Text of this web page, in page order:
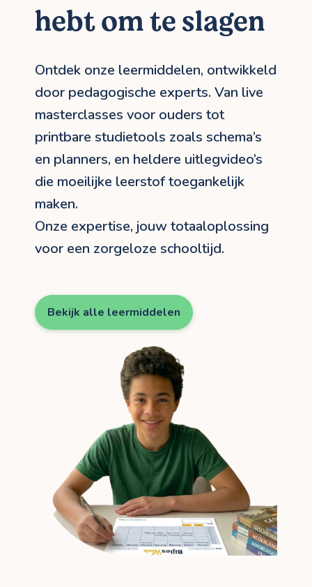
hebt om te slagen
Ontdek onze leermiddelen, ontwikkeld
door pedagogische experts. Van live
masterclasses voor ouders tot
printbare studietools zoals schema’s
en planners, en heldere uitlegvideo’s
die moeilijke leerstof toegankelijk
maken.
Onze expertise, jouw totaaloplossing
voor een zorgeloze schooltijd.
Bekijk alle leermiddelen